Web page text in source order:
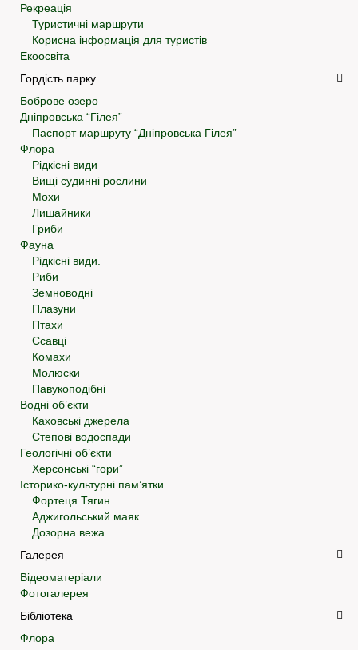
Рекреація
Туристичні маршрути
Корисна інформація для туристів
Екоосвіта
Гордість парку
Боброве озеро
Дніпровська “Гілея”
Паспорт маршруту “Дніпровська Гілея”
Флора
Рідкісні види
Вищі судинні рослини
Мохи
Лишайники
Гриби
Фауна
Рідкісні види.
Риби
Земноводні
Плазуни
Птахи
Ссавці
Комахи
Молюски
Павукоподібні
Водні об’єкти
Каховські джерела
Степові водоспади
Геологічні об’єкти
Херсонські “гори”
Історико-культурні пам’ятки
Фортеця Тягин
Аджигольський маяк
Дозорна вежа
Галерея
Відеоматеріали
Фотогалерея
Бібліотека
Флора